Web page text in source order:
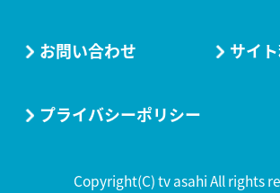
お問い合わせ サイ
プライバシーポリシー
Copyright(C) tv asahi All rights